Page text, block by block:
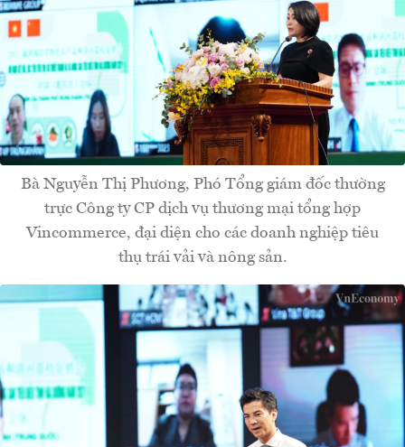
Bà Nguyễn Thị Phương, Phó Tổng giám đốc thường
trực Công ty CP dịch vụ thương mại tổng hợp
Vincommerce, đại diện cho các doanh nghiệp tiêu
thụ trái vải và nông sản.